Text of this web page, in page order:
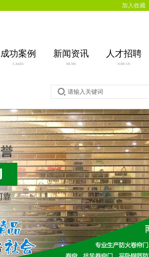
加入收藏
成功案例
CASES
新闻资讯
NEWS
人才招聘
JOIN US